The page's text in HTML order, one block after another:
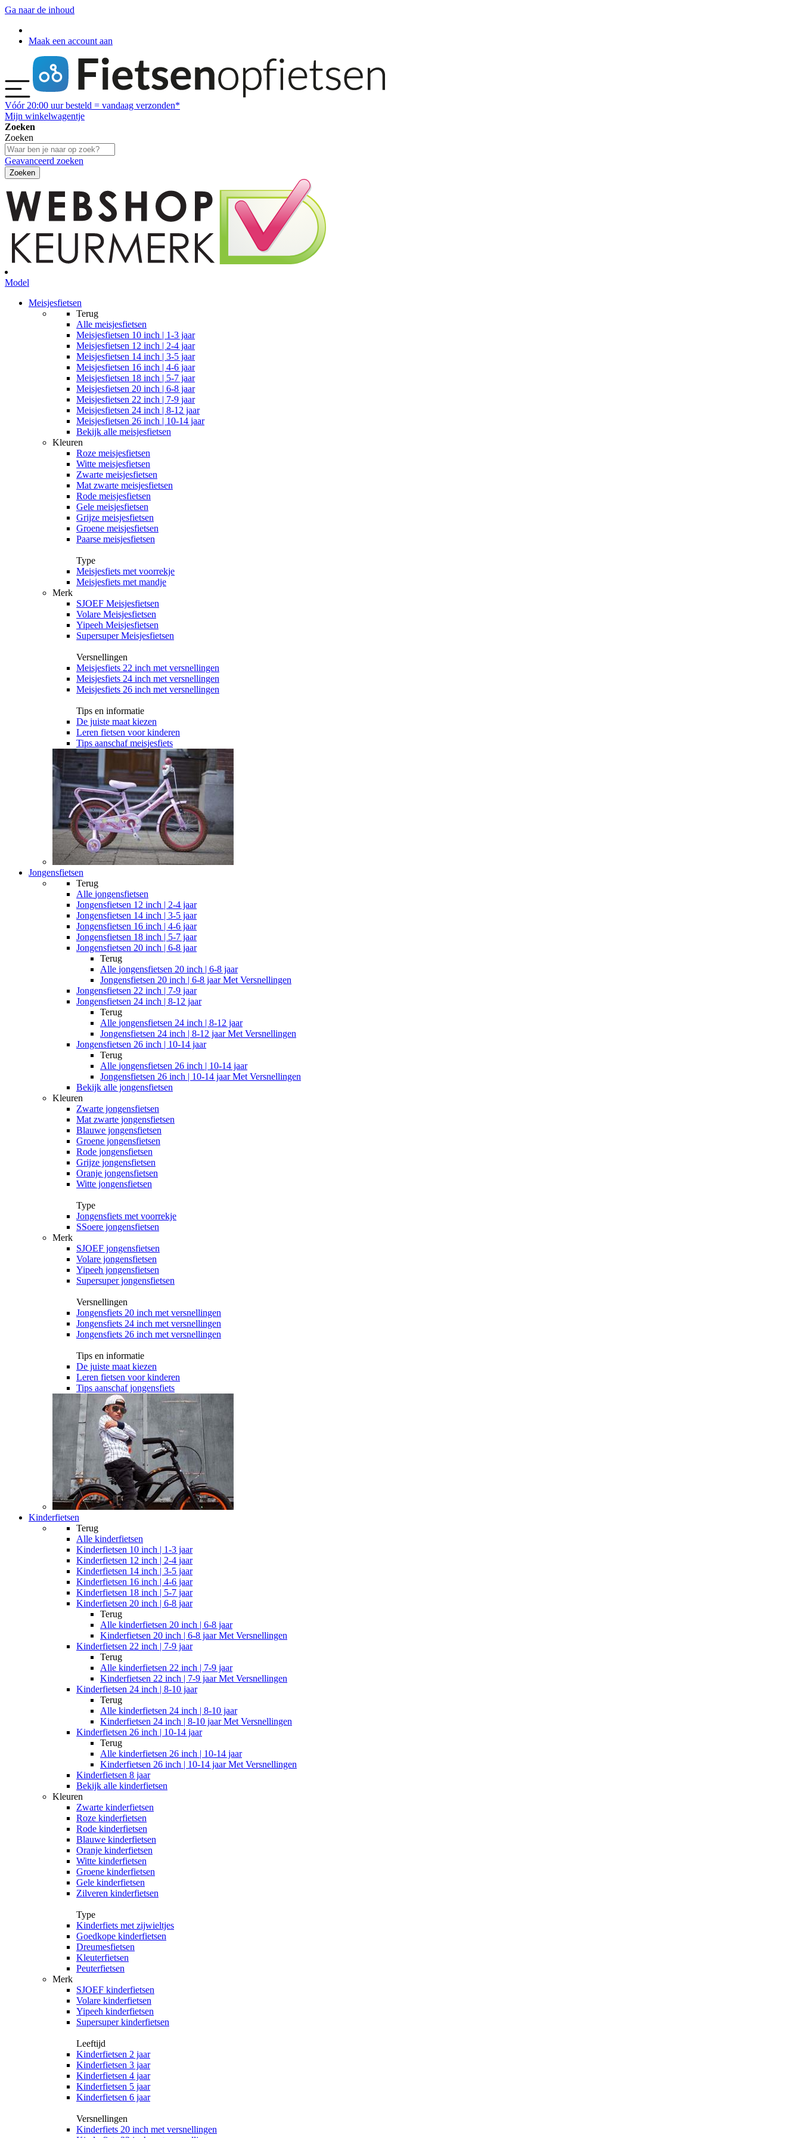
Ga naar de inhoud
Maak een account aan
Vóór 20:00 uur besteld = vandaag verzonden*
Mijn winkelwagentje
Zoeken
Zoeken
Geavanceerd zoeken
Zoeken
Model
Meisjesfietsen
Terug
Alle meisjesfietsen
Meisjesfietsen 10 inch | 1-3 jaar
Meisjesfietsen 12 inch | 2-4 jaar
Meisjesfietsen 14 inch | 3-5 jaar
Meisjesfietsen 16 inch | 4-6 jaar
Meisjesfietsen 18 inch | 5-7 jaar
Meisjesfietsen 20 inch | 6-8 jaar
Meisjesfietsen 22 inch | 7-9 jaar
Meisjesfietsen 24 inch | 8-12 jaar
Meisjesfietsen 26 inch | 10-14 jaar
Bekijk alle meisjesfietsen
Kleuren
Roze meisjesfietsen
Witte meisjesfietsen
Zwarte meisjesfietsen
Mat zwarte meisjesfietsen
Rode meisjesfietsen
Gele meisjesfietsen
Grijze meisjesfietsen
Groene meisjesfietsen
Paarse meisjesfietsen
Type
Meisjesfiets met voorrekje
Meisjesfiets met mandje
Merk
SJOEF Meisjesfietsen
Volare Meisjesfietsen
Yipeeh Meisjesfietsen
Supersuper Meisjesfietsen
Versnellingen
Meisjesfiets 22 inch met versnellingen
Meisjesfiets 24 inch met versnellingen
Meisjesfiets 26 inch met versnellingen
Tips en informatie
De juiste maat kiezen
Leren fietsen voor kinderen
Tips aanschaf meisjesfiets
Jongensfietsen
Terug
Alle jongensfietsen
Jongensfietsen 12 inch | 2-4 jaar
Jongensfietsen 14 inch | 3-5 jaar
Jongensfietsen 16 inch | 4-6 jaar
Jongensfietsen 18 inch | 5-7 jaar
Jongensfietsen 20 inch | 6-8 jaar
Terug
Alle jongensfietsen 20 inch | 6-8 jaar
Jongensfietsen 20 inch | 6-8 jaar Met Versnellingen
Jongensfietsen 22 inch | 7-9 jaar
Jongensfietsen 24 inch | 8-12 jaar
Terug
Alle jongensfietsen 24 inch | 8-12 jaar
Jongensfietsen 24 inch | 8-12 jaar Met Versnellingen
Jongensfietsen 26 inch | 10-14 jaar
Terug
Alle jongensfietsen 26 inch | 10-14 jaar
Jongensfietsen 26 inch | 10-14 jaar Met Versnellingen
Bekijk alle jongensfietsen
Kleuren
Zwarte jongensfietsen
Mat zwarte jongensfietsen
Blauwe jongensfietsen
Groene jongensfietsen
Rode jongensfietsen
Grijze jongensfietsen
Oranje jongensfietsen
Witte jongensfietsen
Type
Jongensfiets met voorrekje
SSoere jongensfietsen
Merk
SJOEF jongensfietsen
Volare jongensfietsen
Yipeeh jongensfietsen
Supersuper jongensfietsen
Versnellingen
Jongensfiets 20 inch met versnellingen
Jongensfiets 24 inch met versnellingen
Jongensfiets 26 inch met versnellingen
Tips en informatie
De juiste maat kiezen
Leren fietsen voor kinderen
Tips aanschaf jongensfiets
Kinderfietsen
Terug
Alle kinderfietsen
Kinderfietsen 10 inch | 1-3 jaar
Kinderfietsen 12 inch | 2-4 jaar
Kinderfietsen 14 inch | 3-5 jaar
Kinderfietsen 16 inch | 4-6 jaar
Kinderfietsen 18 inch | 5-7 jaar
Kinderfietsen 20 inch | 6-8 jaar
Terug
Alle kinderfietsen 20 inch | 6-8 jaar
Kinderfietsen 20 inch | 6-8 jaar Met Versnellingen
Kinderfietsen 22 inch | 7-9 jaar
Terug
Alle kinderfietsen 22 inch | 7-9 jaar
Kinderfietsen 22 inch | 7-9 jaar Met Versnellingen
Kinderfietsen 24 inch | 8-10 jaar
Terug
Alle kinderfietsen 24 inch | 8-10 jaar
Kinderfietsen 24 inch | 8-10 jaar Met Versnellingen
Kinderfietsen 26 inch | 10-14 jaar
Terug
Alle kinderfietsen 26 inch | 10-14 jaar
Kinderfietsen 26 inch | 10-14 jaar Met Versnellingen
Kinderfietsen 8 jaar
Bekijk alle kinderfietsen
Kleuren
Zwarte kinderfietsen
Roze kinderfietsen
Rode kinderfietsen
Blauwe kinderfietsen
Oranje kinderfietsen
Witte kinderfietsen
Groene kinderfietsen
Gele kinderfietsen
Zilveren kinderfietsen
Type
Kinderfiets met zijwieltjes
Goedkope kinderfietsen
Dreumesfietsen
Kleuterfietsen
Peuterfietsen
Merk
SJOEF kinderfietsen
Volare kinderfietsen
Yipeeh kinderfietsen
Supersuper kinderfietsen
Leeftijd
Kinderfietsen 2 jaar
Kinderfietsen 3 jaar
Kinderfietsen 4 jaar
Kinderfietsen 5 jaar
Kinderfietsen 6 jaar
Versnellingen
Kinderfiets 20 inch met versnellingen